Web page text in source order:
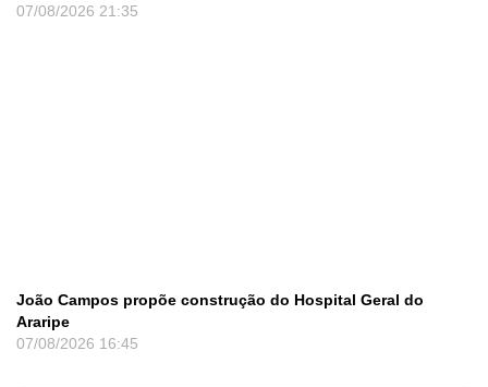
07/08/2026 21:35
João Campos propõe construção do Hospital Geral do
Araripe
07/08/2026 16:45